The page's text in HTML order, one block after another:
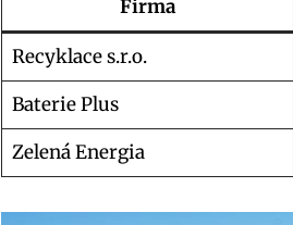
Firma
Recyklace s.r.o.
Baterie‍ Plus
Zelená Energia